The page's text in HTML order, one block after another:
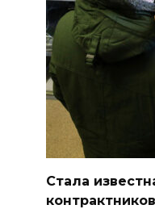
Стала